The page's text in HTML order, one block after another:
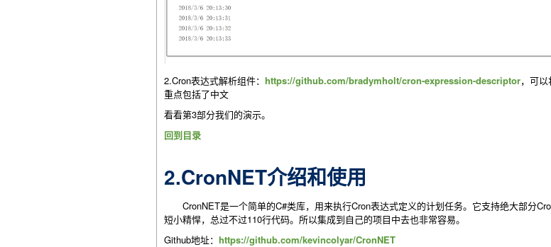
2.Cron表达式解析组件： https://github.com/bradymholt/cron-expression-descriptor，可
重点包括了中文
看看第3部分我们的演示。
回到目录
2.CronNET介绍和使用
CronNET是一个简单的C#类库，用来执行Cron表达式定义的计划任务。它支持绝大部分
短小精悍，总过不过110行代码。所以集成到自己的项目中去也非常容易。
Github地址： https://github.com/kevincolyar/CronNET